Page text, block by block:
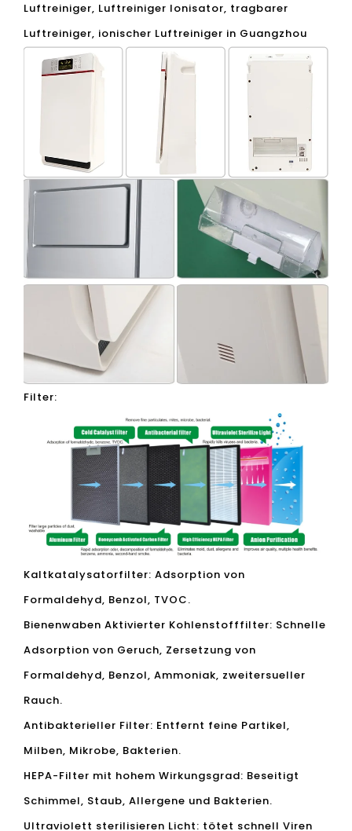
Luftreiniger, Luftreiniger Ionisator, tragbarer
Luftreiniger, ionischer Luftreiniger in Guangzhou
Filter:
Kaltkatalysatorfilter: Adsorption von
Formaldehyd, Benzol, TVOC.
Bienenwaben Aktivierter Kohlenstofffilter: Schnelle
Adsorption von Geruch, Zersetzung von
Formaldehyd, Benzol, Ammoniak, zweitersueller
Rauch.
Antibakterieller Filter: Entfernt feine Partikel,
Milben, Mikrobe, Bakterien.
HEPA-Filter mit hohem Wirkungsgrad: Beseitigt
Schimmel, Staub, Allergene und Bakterien.
Ultraviolett sterilisieren Licht: tötet schnell Viren